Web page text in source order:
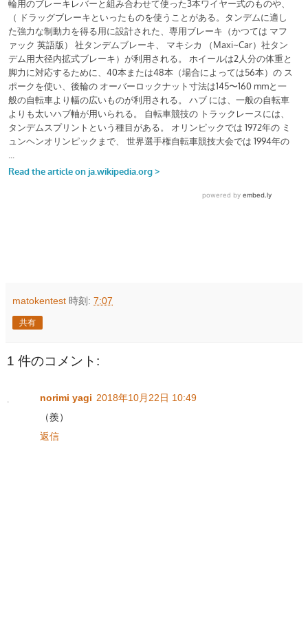
matokentest 時刻: 7:07
共有
1 件のコメント:
norimi yagi 2018年10月22日 10:49
（羨）
返信